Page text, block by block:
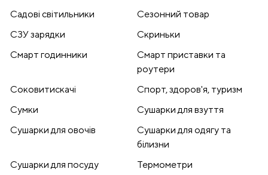
Садові світильники
Сезонний товар
СЗУ зарядки
Скриньки
Смарт годинники
Смарт приставки та
роутери
Соковитискачі
Спорт, здоров'я, туризм
Сумки
Сушарки для взуття
Сушарки для овочів
Сушарки для одягу та
білизни
Сушарки для посуду
Термометри